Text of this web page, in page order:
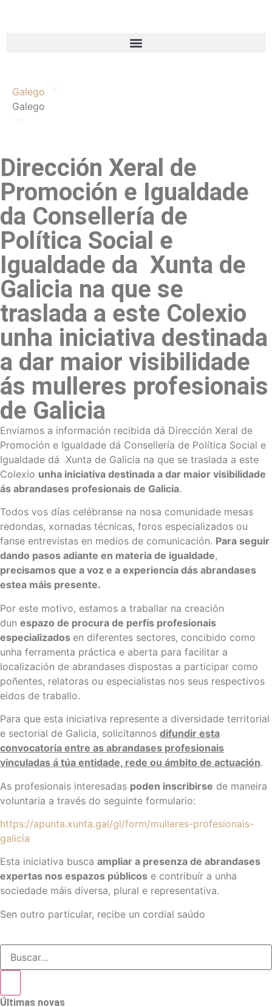
Galego
Galego
Dirección Xeral de
Promoción e Igualdade
da Consellería de
Política Social e
Igualdade da Xunta de
Galicia na que se
traslada a este Colexio
unha iniciativa destinada
a dar maior visibilidade
ás mulleres profesionais
de Galicia
Enviamos a información recibida dá Dirección Xeral de
Promoción e Igualdade dá Consellería de Política Social e
Igualdade dá Xunta de Galicia na que se traslada a este
Colexio unha iniciativa destinada a dar maior visibilidade
ás abrandases profesionais de Galicia.
Todos vos días celébranse na nosa comunidade mesas
redondas, xornadas técnicas, foros especializados ou
fanse entrevistas en medios de comunicación. Para seguir
dando pasos adiante en materia de igualdade,
precisamos que a voz e a experiencia dás abrandases
estea máis presente.
Por este motivo, estamos a traballar na creación
dun espazo de procura de perfís profesionais
especializados en diferentes sectores, concibido como
unha ferramenta práctica e aberta para facilitar a
localización de abrandases dispostas a participar como
poñentes, relatoras ou especialistas nos seus respectivos
eidos de traballo.
Para que esta iniciativa represente a diversidade territorial
e sectorial de Galicia, solicítannos difundir esta
convocatoria entre as abrandases profesionais
vinculadas á túa entidade, rede ou ámbito de actuación.
As profesionais interesadas poden inscribirse de maneira
voluntaria a través do seguinte formulario:
https://apunta.xunta.gal/gl/form/mulleres-profesionais-
galicia
Esta iniciativa busca ampliar a presenza de abrandases
expertas nos espazos públicos e contribuír a unha
sociedade máis diversa, plural e representativa.
Sen outro particular, recibe un cordial saúdo
Últimas novas